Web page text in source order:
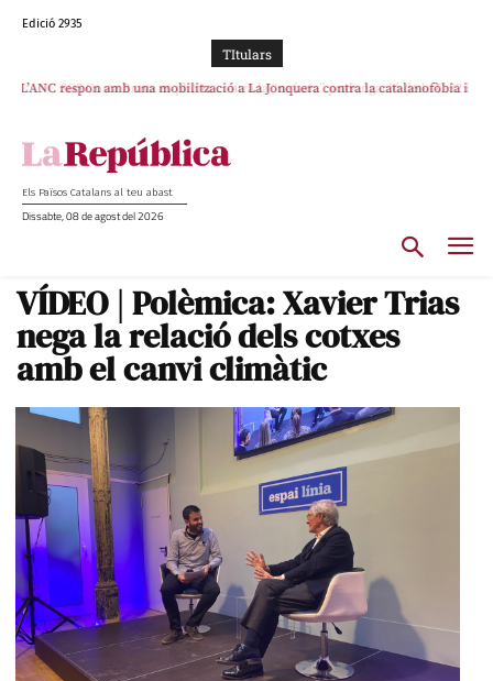
Edició 2935
TItulars
L’ANC respon amb una mobilització a La Jonquera contra la catalanofòbia i
SOS Costa Brava es planta contra la “nefasta” prolongació de la C-32 i
Els Països Catalans al teu abast
Dissabte, 08 de agost del 2026
VÍDEO | Polèmica: Xavier Trias
nega la relació dels cotxes
amb el canvi climàtic